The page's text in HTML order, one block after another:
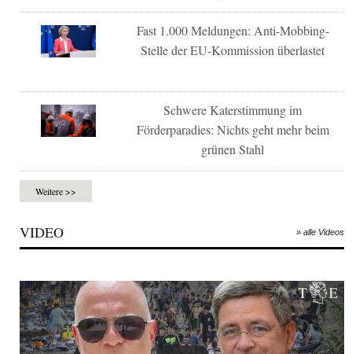
Fast 1.000 Meldungen: Anti-Mobbing-
Stelle der EU-Kommission überlastet
Schwere Katerstimmung im
Förderparadies: Nichts geht mehr beim
grünen Stahl
Weitere >>
VIDEO » alle Videos